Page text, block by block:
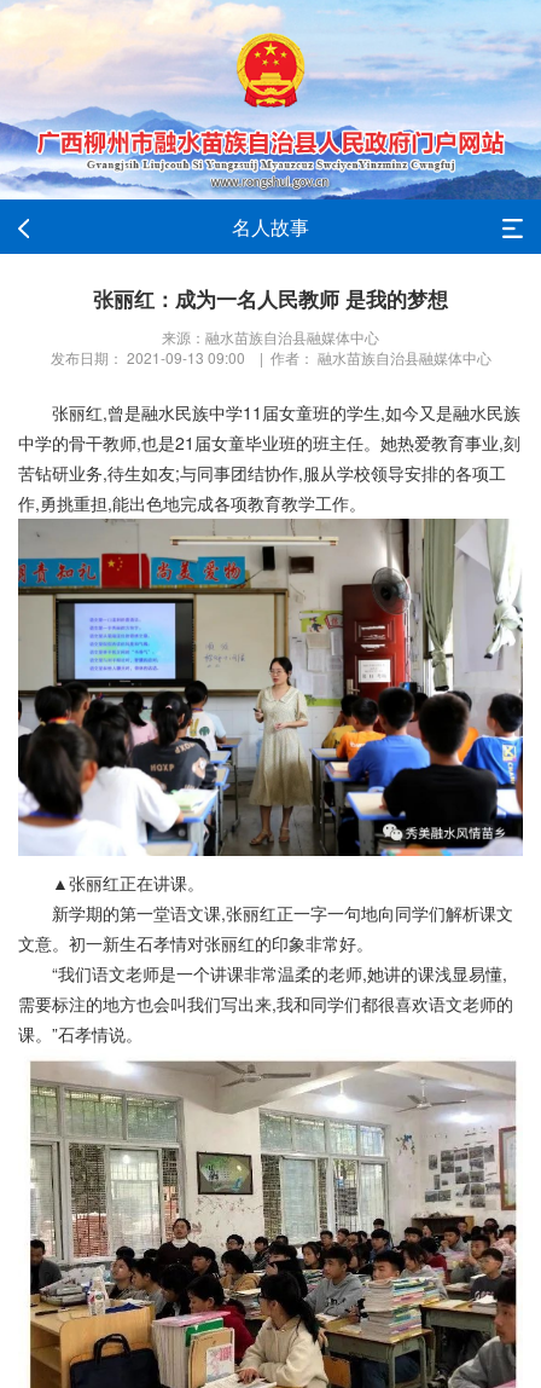
名人故事
张丽红：成为一名人民教师 是我的梦想
来源：融水苗族自治县融媒体中心
发布日期： 2021-09-13 09:00 | 作者： 融水苗族自治县融媒体中心
张丽红,曾是融水民族中学11届女童班的学生,如今又是融水民族
中学的骨干教师,也是21届女童毕业班的班主任。她热爱教育事业,刻
苦钻研业务,待生如友;与同事团结协作,服从学校领导安排的各项工
作,勇挑重担,能出色地完成各项教育教学工作。
▲张丽红正在讲课。
新学期的第一堂语文课,张丽红正一字一句地向同学们解析课文
文意。初一新生石孝情对张丽红的印象非常好。
“我们语文老师是一个讲课非常温柔的老师,她讲的课浅显易懂,
需要标注的地方也会叫我们写出来,我和同学们都很喜欢语文老师的
课。”石孝情说。